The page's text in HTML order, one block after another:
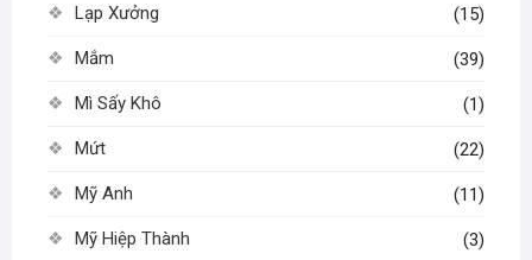
Lạp Xưởng (15)
Mắm (39)
Mì Sấy Khô (1)
Mứt (22)
Mỹ Anh (11)
Mỹ Hiệp Thành (3)